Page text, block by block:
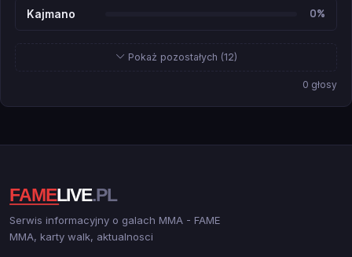
Kajmano 0%
Pokaż pozostałych (12)
0 głosy
Serwis informacyjny o galach MMA - FAME
MMA, karty walk, aktualnosci